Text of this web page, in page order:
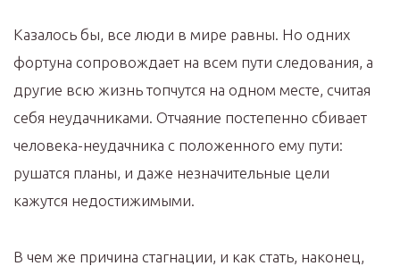
Казалось бы, все люди в мире равны. Но одних
фортуна сопровождает на всем пути следования, а
другие всю жизнь топчутся на одном месте, считая
себя неудачниками. Отчаяние постепенно сбивает
человека-неудачника с положенного ему пути:
рушатся планы, и даже незначительные цели
кажутся недостижимыми.
В чем же причина стагнации, и как стать, наконец,